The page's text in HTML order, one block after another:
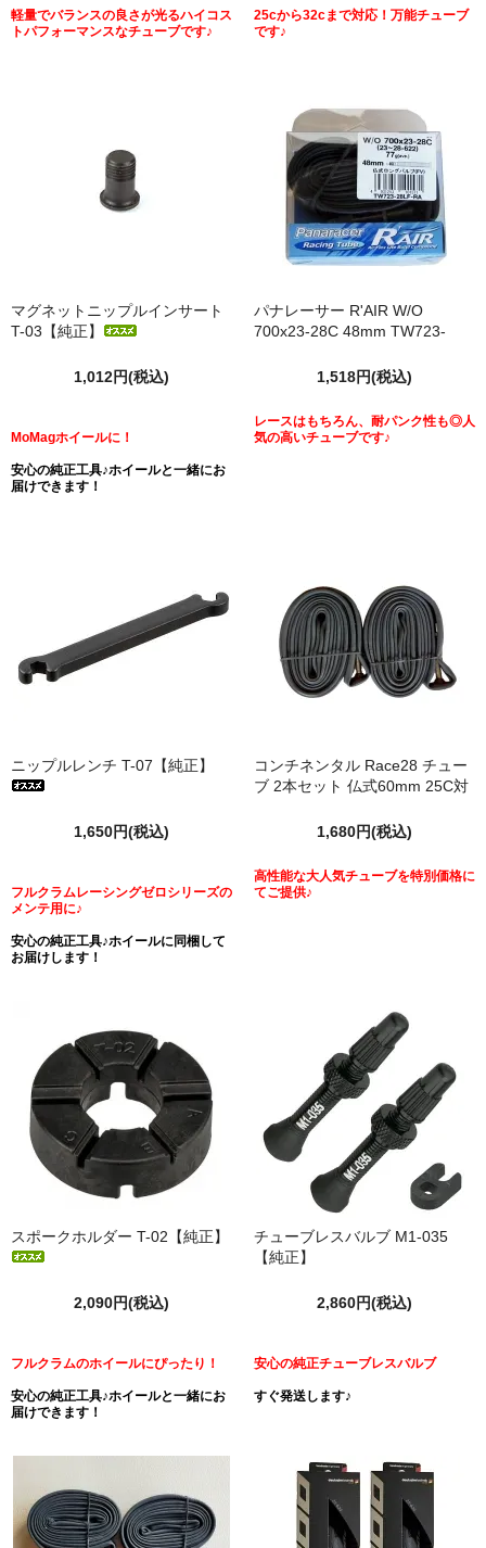
軽量でバランスの良さが光るハイコス
トパフォーマンスなチューブです♪
25cから32cまで対応！万能チューブ
です♪
マグネットニップルインサート
T-03【純正】
1,012円(税込)
MoMagホイールに！
安心の純正工具♪ホイールと一緒にお
届けできます！
パナレーサー R'AIR W/O
700x23-28C 48mm TW723-
1,518円(税込)
レースはもちろん、耐パンク性も◎人
気の高いチューブです♪
ニップルレンチ T-07【純正】
1,650円(税込)
フルクラムレーシングゼロシリーズの
メンテ用に♪
安心の純正工具♪ホイールに同梱して
お届けします！
コンチネンタル Race28 チュー
ブ 2本セット 仏式60mm 25C対
1,680円(税込)
高性能な大人気チューブを特別価格に
てご提供♪
スポークホルダー T-02【純正】
2,090円(税込)
フルクラムのホイールにぴったり！
安心の純正工具♪ホイールと一緒にお
届けできます！
チューブレスバルブ M1-035
【純正】
2,860円(税込)
安心の純正チューブレスバルブ
すぐ発送します♪